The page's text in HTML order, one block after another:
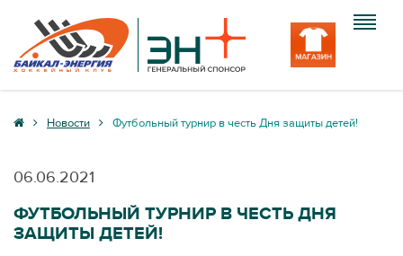
Клуб
Медиа
Новости Футбольный турнир в честь Дня защиты детей!
06.06.2021
ФУТБОЛЬНЫЙ ТУРНИР В ЧЕСТЬ ДНЯ
ЗАЩИТЫ ДЕТЕЙ!